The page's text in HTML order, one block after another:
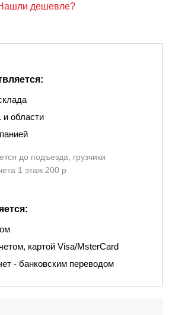
дешевле?
области
до подъезда, грузчики
1 этаж 200 р
картой Visa/MsterCard
- банковским переводом